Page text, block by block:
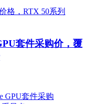
套件采购价，覆